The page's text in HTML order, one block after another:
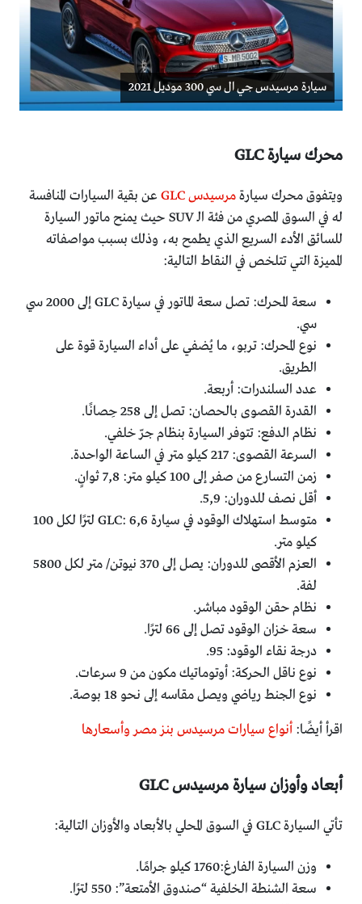
سيارة مرسيدس جي ال سي 300 موديل 2021
محرك سيارة GLC
ويتفوق محرك سيارةمرسيدس GLC
عن بقية السيارات المنافسة
له في السوق المصري من فئة الـ SUV حيث يمنح ماتور السيارة
للسائق الأدء السريع الذي يطمح به، وذلك بسبب مواصفاته
المميزة التي تتلخص في النقاط التالية:
سعة المحرك: تصل سعة الماتور في سيارة GLC إلى 2000 سي
سي.
نوع المحرك: تربو، ما يُضفي على أداء السيارة قوة على
الطريق.
عدد السلندرات: أربعة.
القدرة القصوى بالحصان: تصل إلى 258 حِصانًا.
نظام الدفع: تتوفر السيارة بنظام جرّ خلفي.
السرعة القصوى: 217 كيلو متر في الساعة الواحدة.
زمن التسارع من صفر إلى 100 كيلو متر: 7,8 ثوانٍ.
أقل نصف للدوران: 5,9.
متوسط استهلاك الوقود في سيارة GLC: 6,6 لترًا لكل 100
كيلو متر.
العزم الأقصى للدوران: يصل إلى 370 نيوتن/ متر لكل 5800
لفة.
نظام حقن الوقود مباشر.
سعة خزان الوقود تصل إلى 66 لترًا.
درجة نقاء الوقود: 95.
نوع ناقل الحركة: أوتوماتيك مكون من 9 سرعات.
نوع الجنط رياضي ويصل مقاسه إلى نحو 18 بوصة.
اقرأ أيضًا: أنواع سيارات مرسيدس بنز مصر وأسعارها
أبعاد وأوزان سيارة مرسيدس GLC
تأتي السيارة GLC في السوق المحلي بالأبعاد والأوزان التالية:
وزن السيارة الفارغ:1760 كيلو جرامًا.
سعة الشنطة الخلفية “صندوق الأمتعة”: 550 لترًا.